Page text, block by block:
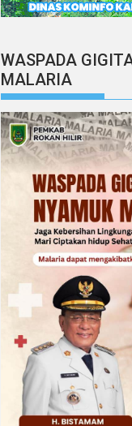
WASPADA
MALARIA